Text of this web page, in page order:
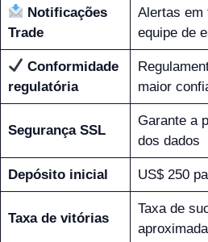
Notificações
Trade
Alertas em
equipe de
Conformidade
regulatória
maior
Segurança SSL
Garante a
dos dados
Depósito inicial US$ 250
Taxa de vitórias
Taxa de